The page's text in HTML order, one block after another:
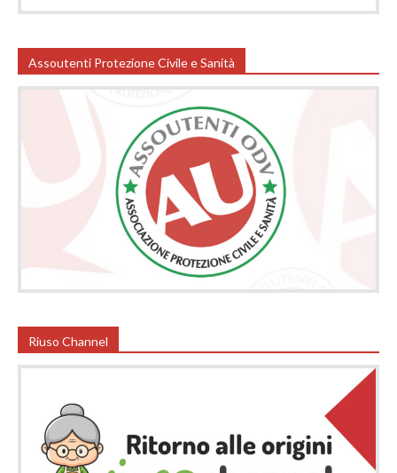
Assoutenti Protezione Civile e Sanità
Riuso Channel